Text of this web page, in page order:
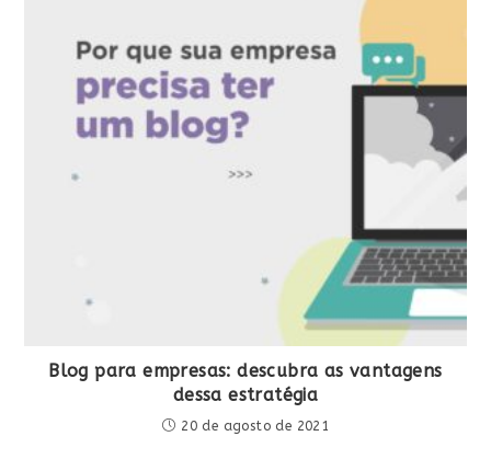
Blog para empresas: descubra as vantagens
dessa estratégia
20 de agosto de 2021